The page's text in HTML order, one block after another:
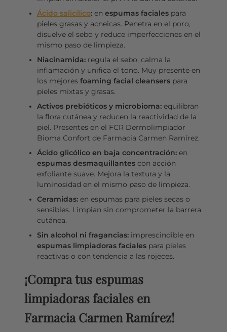
Ácido salicílico:en espumas facialespara
pieles grasas y acneicas. Penetra en el poro,
disuelve el sebo y reduce imperfecciones en el
mismo paso de limpieza.
Niacinamida:regula el sebo, calma la
inflamación y unifica el tono. Muy presente en
los mejores foaming facial cleanserspara
pieles mixtas y grasas.
Activos prebióticos y microbioma:equilibran
la flora cutánea y reducen la reactividad de la
piel. Presentes en el FCR Dermolimpiador
Bioma Confort de Farmacia Carmen Ramírez.
Ácido glicólico en baja concentración:en
espumas desmaquillantescon acción
exfoliante suave. Mejora la textura y la
luminosidad en el mismo paso de limpieza.
Ceramidas:en espumas para pieles secas o
sensibles. Limpian sin comprometer la barrera
cutánea.
Sin alcohol ni fragancias:imprescindible en
espumas limpiadoras facialespara pieles
reactivas o con tendencia a las rojeces.
¡Compra tus espumas
limpiadoras faciales en
Farmacia Carmen Ramírez!